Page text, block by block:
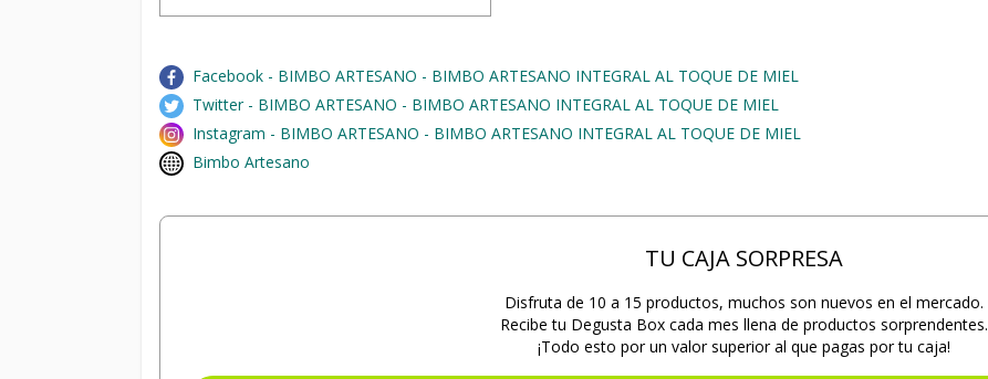
Facebook - BIMBO ARTESANO - BIMBO ARTESANO INTEGRAL AL TOQUE DE MIEL
Twitter - BIMBO ARTESANO - BIMBO ARTESANO INTEGRAL AL TOQUE DE MIEL
Instagram - BIMBO ARTESANO - BIMBO ARTESANO INTEGRAL AL TOQUE DE MIEL
Bimbo Artesano
TU CAJA SORPRESA
Disfruta de 10 a 15 productos, muchos son nuevos en el mercado.
Recibe tu Degusta Box cada mes llena de productos sorprendentes.
¡Todo esto por un valor superior al que pagas por tu caja!